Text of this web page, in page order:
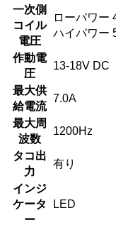
一次側
コイル
電圧
ローパワー
ハイパワー
作動電
圧
13-18V DC
最大供
給電流
7.0A
最大周
波数
1200Hz
タコ出
力
有り
インジ
ケータ
ー
LED